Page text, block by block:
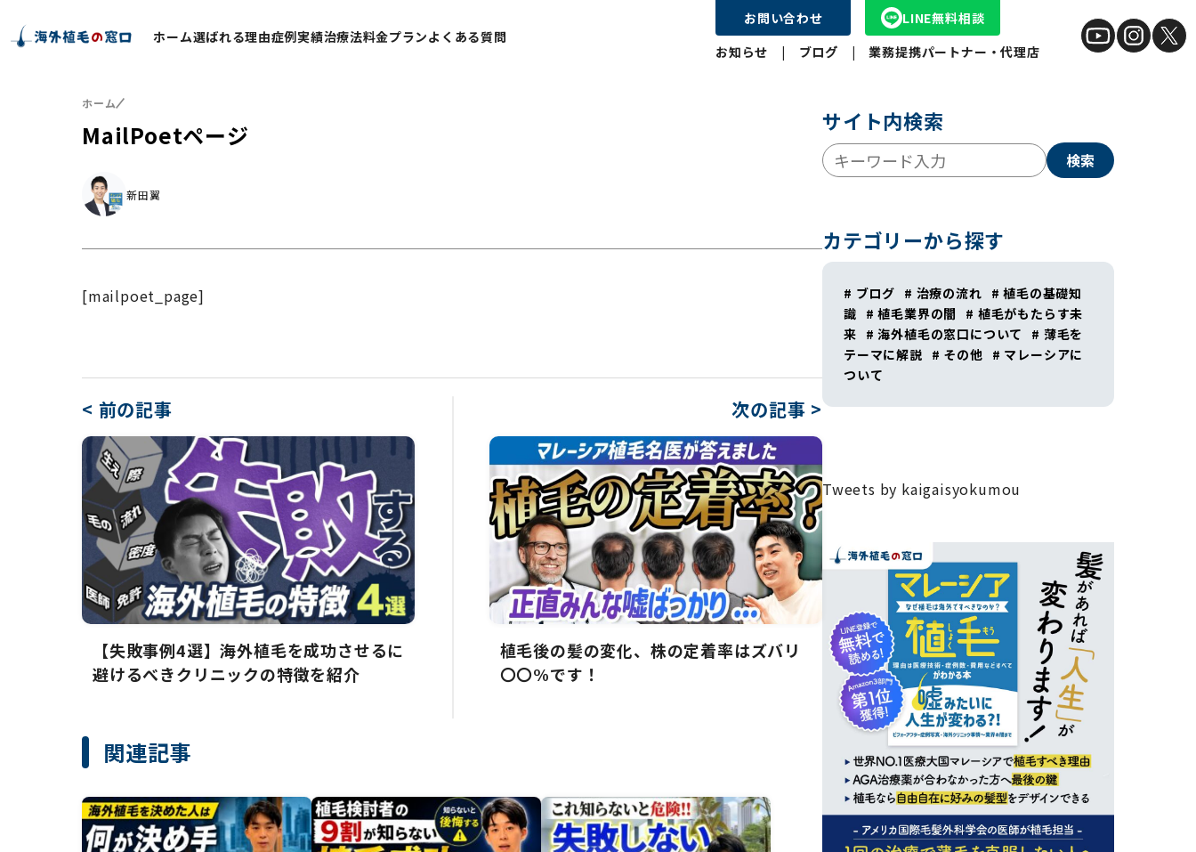
ホーム選ばれる理由症例実績治療法料金プランよくある質問
お問い合わせ
LINE無料相談
お知らせ | ブログ゙ |業務提携パートナー・代理店
ホーム
MailPoetページ
新田翼
[mailpoet_page]
< 前の記事
【失敗事例4選】海外植毛を成功させるに
避けるべきクリニックの特徴を紹介
次の記事 >
植毛後の髪の変化、株の定着率はズバリ
〇〇%です！
関連記事
サイト内検索
検索
カテゴリーから探す
# ブログ # 治療の流れ # 植毛の基礎知
識 # 植毛業界の闇
# 植毛がもたらす未
来 # 海外植毛の窓口について
# 薄毛を
テーマに解説 # その他 # マレーシアに
ついて
Tweets by kaigaisyokumou